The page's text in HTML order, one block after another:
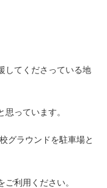
してくださっている地
っています。
グラウンドを駐車場と
利用ください。